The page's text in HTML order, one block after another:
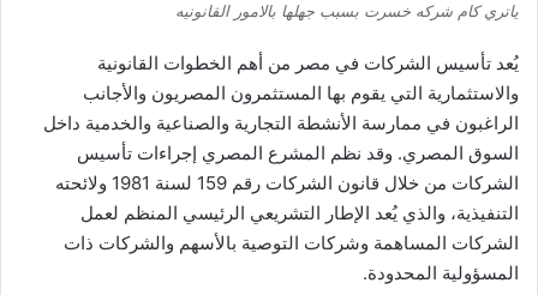
ياتري كام شركه خسرت بسبب جهلها بالامور القانونيه
يُعد تأسيس الشركات في مصر من أهم الخطوات القانونية
والاستثمارية التي يقوم بها المستثمرون المصريون والأجانب
الراغبون في ممارسة الأنشطة التجارية والصناعية والخدمية داخل
السوق المصري. وقد نظم المشرع المصري إجراءات تأسيس
الشركات من خلال قانون الشركات رقم 159 لسنة 1981 ولائحته
التنفيذية، والذي يُعد الإطار التشريعي الرئيسي المنظم لعمل
الشركات المساهمة وشركات التوصية بالأسهم والشركات ذات
المسؤولية المحدودة.